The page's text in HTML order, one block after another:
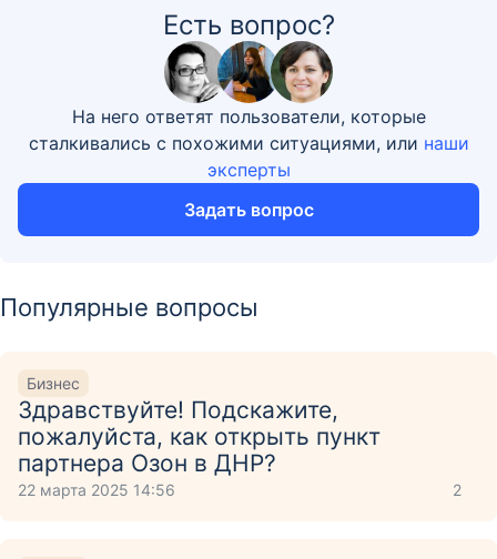
Есть вопрос?
На него ответят пользователи, которые
сталкивались с похожими ситуациями, или наши
эксперты
Задать вопрос
Популярные вопросы
Бизнес
Здравствуйте! Подскажите,
пожалуйста, как открыть пункт
партнера Озон в ДНР?
22 марта 2025 14:56 2